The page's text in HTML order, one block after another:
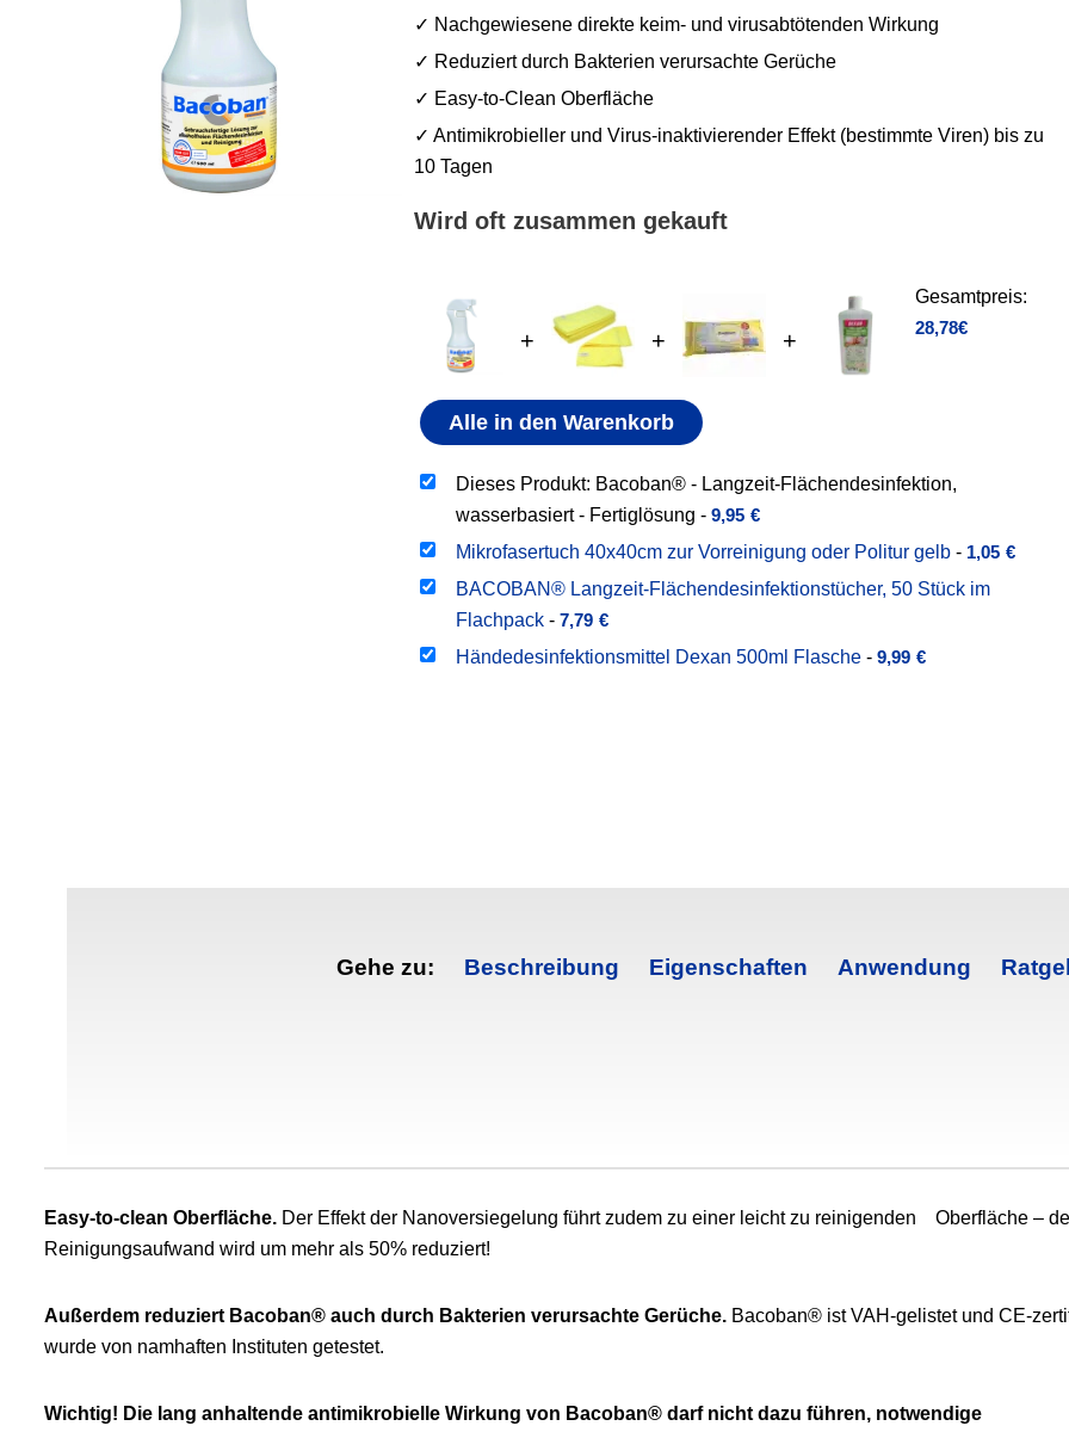
✓ Nachgewiesene direkte keim- und virusabtötenden Wirkung
✓ Reduziert durch Bakterien verursachte Gerüche
✓ Easy-to-Clean Oberfläche
✓ Antimikrobieller und Virus-inaktivierender Effekt (bestimmte Viren) bis zu
10 Tagen
Wird oft zusammen gekauft
+ + +
Gesamtpreis:
28,78€
Alle in den Warenkorb
Dieses Produkt: Bacoban® - Langzeit-Flächendesinfektion,
wasserbasiert - Fertiglösung - 9,95 €
Mikrofasertuch 40x40cm zur Vorreinigung oder Politur gelb - 1,05 €
BACOBAN® Langzeit-Flächendesinfektionstücher, 50 Stück im
Flachpack - 7,79 €
Händedesinfektionsmittel Dexan 500ml Flasche - 9,99 €
Gehe zu: Beschreibung Eigenschaften Anwendung
Easy-to-clean Oberfläche. Der Effekt der Nanoversiegelung führt zudem zu einer leicht zu reinigenden Oberfläche –
Reinigungsaufwand wird um mehr als 50% reduziert!
Außerdem reduziert Bacoban® auch durch Bakterien verursachte Gerüche. Bacoban® ist VAH-gelistet und CE-
wurde von namhaften Instituten getestet.
Wichtig! Die lang anhaltende antimikrobielle Wirkung von Bacoban® darf nicht dazu führen, notwendige